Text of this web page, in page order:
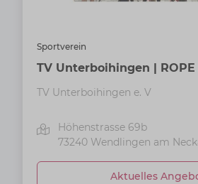
Sportverein
TV Unterboihingen | ROPE
TV Unterboihingen e. V
Höhenstrasse 69b
73240 Wendlingen am
Aktuelles